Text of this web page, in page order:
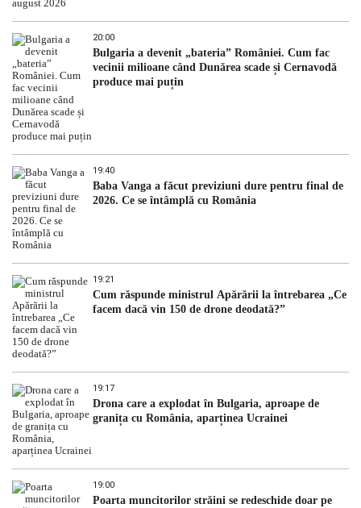
20:00
Bulgaria a devenit „bateria” României. Cum fac
vecinii milioane când Dunărea scade și Cernavodă
produce mai puțin
19:40
Baba Vanga a făcut previziuni dure pentru final de
2026. Ce se întâmplă cu România
19:21
Cum răspunde ministrul Apărării la întrebarea „Ce
facem dacă vin 150 de drone deodată?”
19:17
Drona care a explodat în Bulgaria, aproape de
granița cu România, aparținea Ucrainei
19:00
Poarta muncitorilor străini se redeschide doar pe